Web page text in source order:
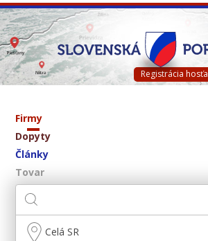
Registrácia hosťa
Firmy
Dopyty
Články
Tovar
Celá SR